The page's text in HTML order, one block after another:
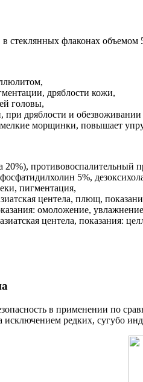
стеклянных флаконах объемом
дряблости кожи,
головы,
дряблости и
морщинки, повышает
20%),
5%,
пигментация,
центела, плющ,
омоложение,
центела, показания:
в применении по
редких, сугубо